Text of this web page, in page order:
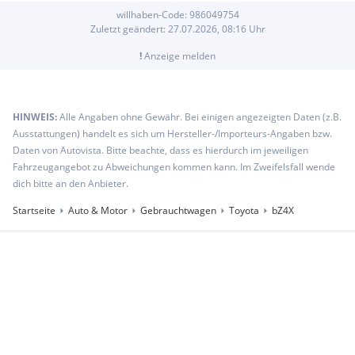
willhaben-Code: 986049754
Zuletzt geändert: 27.07.2026, 08:16Uhr
!Anzeige melden
HINWEIS:Alle Angaben ohne Gewähr. Bei einigen angezeigten Daten (z.B.
Ausstattungen) handelt es sich um Hersteller-/Importeurs-Angaben bzw.
Daten von Autovista. Bitte beachte, dass es hierdurch im jeweiligen
Fahrzeugangebot zu Abweichungen kommen kann. Im Zweifelsfall wende
dich bitte an den Anbieter.
Startseite
Auto & Motor Gebrauchtwagen Toyota bZ4X